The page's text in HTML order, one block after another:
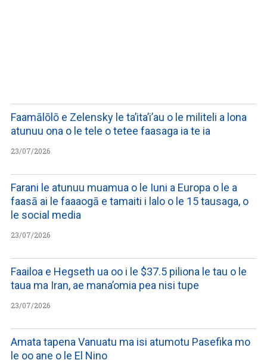
Faamālōlō e Zelensky le ta’ita’i’au o le militeli a lona
atunuu ona o le tele o tetee faasaga ia te ia
23/07/2026
Farani le atunuu muamua o le Iuni a Europa o le a
faasā ai le faaaogā e tamaiti i lalo o le 15 tausaga, o
le social media
23/07/2026
Faailoa e Hegseth ua oo i le $37.5 piliona le tau o le
taua ma Iran, ae mana’omia pea nisi tupe
23/07/2026
Amata tapena Vanuatu ma isi atumotu Pasefika mo
le oo ane o le El Nino